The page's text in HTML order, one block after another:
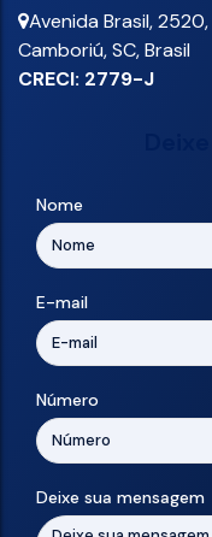
Avenida Brasil,2520,
Camboriú,SC,Brasil
CRECI: 2779-J
Nome
E-mail
Número
Deixe sua mensagem